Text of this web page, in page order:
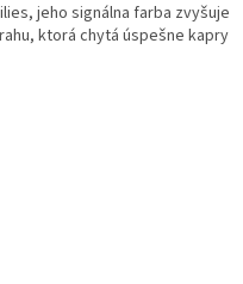
jeho signálna farba zvyšuje
ktorá chytá úspešne kapry